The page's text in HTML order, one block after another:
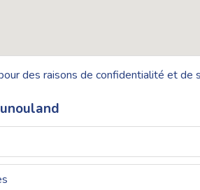
des raisons de confidentialité et de